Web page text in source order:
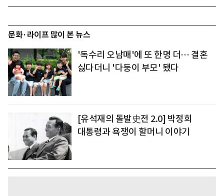
문화·라이프 많이 본 뉴스
'독수리 오남매'에 또 한명 더… 결혼
싫다더니 '다둥이 부모' 됐다
[유석재의 돌발史전 2.0] 박정희
대통령과 욕쟁이 할머니 이야기